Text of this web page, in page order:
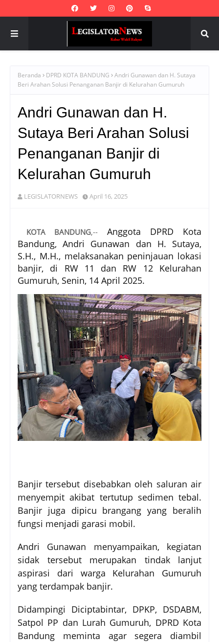
Beranda DPRD KOTA BANDUNG
Andri Gunawan dan H. Sutaya
Beri Arahan Solusi Penanganan Banjir di Kelurahan Gumuruh
Andri Gunawan dan H.
Sutaya Beri Arahan Solusi
Penanganan Banjir di
Kelurahan Gumuruh
LEGISLATORNEWS April 16, 2025
KOTA BANDUNG,-- Anggota DPRD Kota
Bandung, Andri Gunawan dan H. Sutaya,
S.H., M.H., melaksanakan peninjauan lokasi
banjir, di RW 11 dan RW 12 Kelurahan
Gumuruh, Senin, 14 April 2025.
Banjir tersebut disebabkan oleh saluran air
menyempit akibat tertutup sedimen tebal.
Banjir juga dipicu brangang yang beralih
fungsi menjadi garasi mobil.
Andri Gunawan menyampaikan, kegiatan
sidak tersebut merupakan tindak lanjut
aspirasi dari warga Kelurahan Gumuruh
yang terdampak banjir.
Didampingi Diciptabintar, DPKP, DSDABM,
Satpol PP dan Lurah Gumuruh, DPRD Kota
Bandung meminta agar segera diambil